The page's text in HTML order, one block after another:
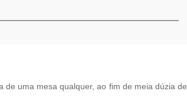
uma mesa qualquer, ao fim de meia dúzia de